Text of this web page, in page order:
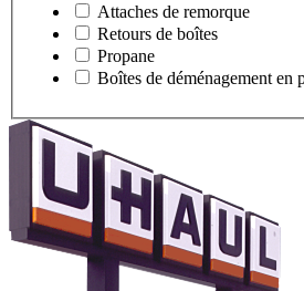
Attaches de remorque
Retours de boîtes
Propane
Boîtes de déménagement en